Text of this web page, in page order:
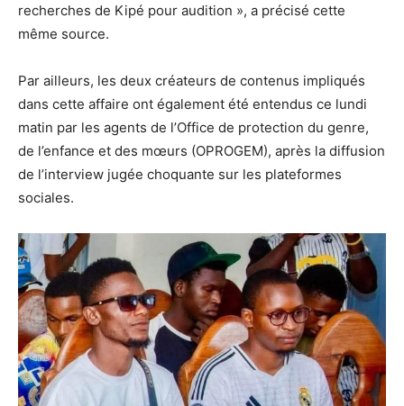
recherches de Kipé pour audition », a précisé cette
même source.
Par ailleurs, les deux créateurs de contenus impliqués
dans cette affaire ont également été entendus ce lundi
matin par les agents de l’Office de protection du genre,
de l’enfance et des mœurs (OPROGEM), après la diffusion
de l’interview jugée choquante sur les plateformes
sociales.